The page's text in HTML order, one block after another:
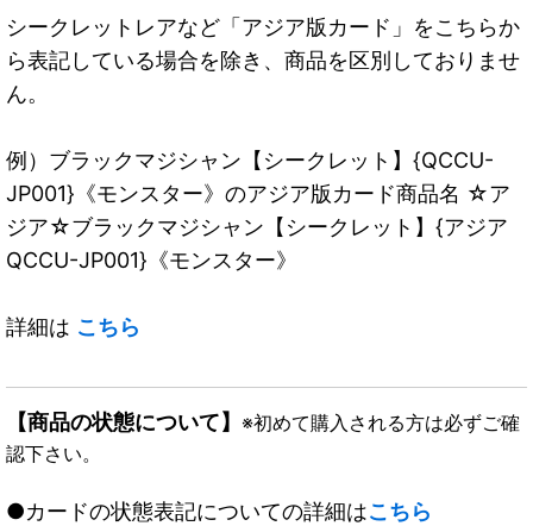
シークレットレアなど「アジア版カード」をこちらか
ら表記している場合を除き、商品を区別しておりませ
ん。
例）ブラックマジシャン【シークレット】{QCCU-
JP001}《モンスター》のアジア版カード商品名 ☆ア
ジア☆ブラックマジシャン【シークレット】{アジア
QCCU-JP001}《モンスター》
詳細は こちら
【商品の状態について】 ※初めて購入される方は必ずご確
認下さい。
●カードの状態表記についての詳細はこちら